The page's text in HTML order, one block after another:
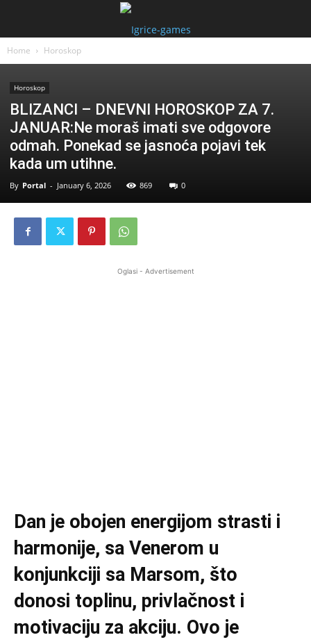
Home Horoskop
Horoskop
BLIZANCI – DNEVNI HOROSKOP ZA 7.
JANUAR:Ne moraš imati sve odgovore
odmah. Ponekad se jasnoća pojavi tek
kada um utihne.
By Portal - January 6, 2026 869 0
Oglasi - Advertisement
Dan je obojen energijom strasti i
harmonije, sa Venerom u
konjunkciji sa Marsom, što
donosi toplinu, privlačnost i
motivaciju za akciju. Ovo je